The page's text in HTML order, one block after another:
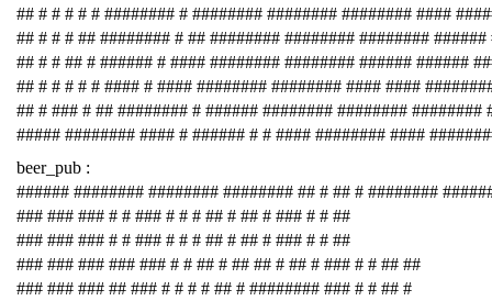
## # # # # # ######## # ######## ######## ######## ####
## # # # ## ######## # ## ######## ######## ######## ######
## # # ## # ###### # #### ######## ######## ###### ######
## # # # # # #### # #### ######## ######## #### ####
## # ### # ## ######## # ###### ######## ######## ########
##### ######## #### # ###### # # #### ######## ####
beer_pub :
###### ######## ######## ######## ## # ## # ########
### ### ### # # ### # # # ## # ## # ### # # ##
### ### ### # # ### # # # ## # ## # ### # # ##
### ### ### ### ### # # ## # ## ## # ## # ### # # ## ##
### ### ### ## ### # # # # ## # ######## ### # # ## #